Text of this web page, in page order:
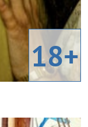
18+